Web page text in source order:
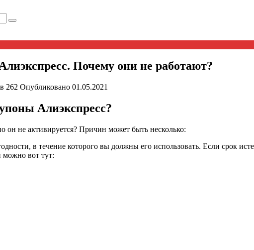
Почему они не работают?
262 Опубликовано 01.05.2021
Алиэкспресс?
он не активируется? Причин может быть несколько:
в течение которого вы должны его использовать. Если срок
можно вот тут: